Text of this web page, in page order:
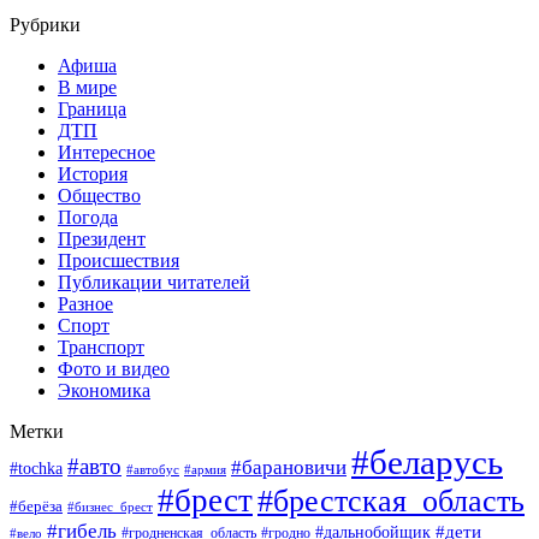
Рубрики
Афиша
В мире
Граница
ДТП
Интересное
История
Общество
Погода
Президент
Происшествия
Публикации читателей
Разное
Спорт
Транспорт
Фото и видео
Экономика
Метки
#tochka #авто #автобус #армия #барановичи #беларусь
#берёза #бизнес_брест #брест#брестская_область
#вело #гибель #гродненская_область #гродно #дальнобойщик #дети